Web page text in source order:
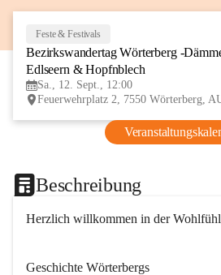
Feste & Festivals
Bezirkswandertag Wörterberg -
Edlseern & Hopfnblech
Sa., 12. Sept., 12:00
Feuerwehrplatz 2, 7550 Wörterberg,
Beschreibung
Herzlich willkommen in der
Geschichte Wörterbergs